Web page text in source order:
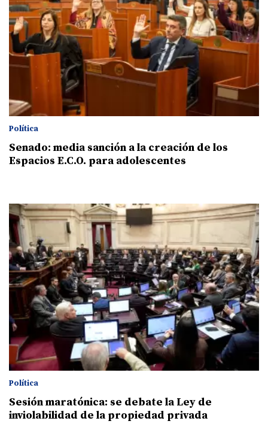
Política
Senado: media sanción a la creación de los
Espacios E.C.O. para adolescentes
Política
Sesión maratónica: se debate la Ley de
inviolabilidad de la propiedad privada